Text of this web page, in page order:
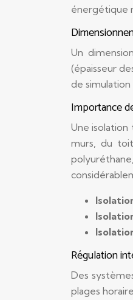
énergétique
Un
(épaisseur
de
Importance
Une
murs, du
Régulation
Des
plages